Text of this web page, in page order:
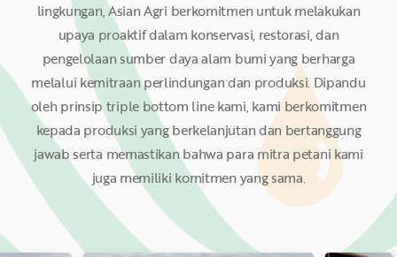
lingkungan, Asian Agri berkomitmen untuk melakukan
upaya proaktif dalam konservasi, restorasi, dan
pengelolaan sumber daya alam bumi yang berharga
melalui kemitraan perlindungan dan produksi. Dipandu
oleh prinsip triple bottom line kami, kami berkomitmen
kepada produksi yang berkelanjutan dan bertanggung
jawab serta memastikan bahwa para mitra petani kami
juga memiliki komitmen yang sama.